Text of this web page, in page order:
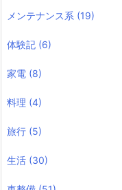
メンテナンス系 (19)
体験記 (6)
家電 (8)
料理 (4)
旅行 (5)
生活 (30)